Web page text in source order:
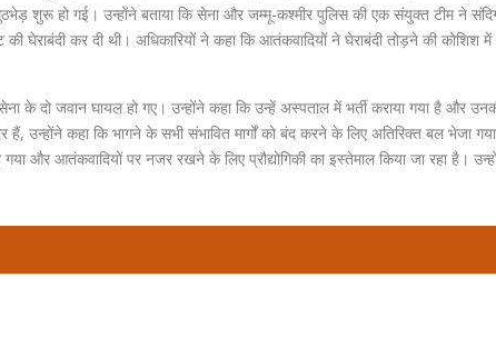
शुरू हो गई। उन्होंने बताया कि सेना और जम्मू-कश्मीर पुलिस की एक संयुक्त टीम ने
घेराबंदी कर दी थी। अधिकारियों ने कहा कि आतंकवादियों ने घेराबंदी तोड़ने की कोशिश
के दो जवान घायल हो गए। उन्होंने कहा कि उन्हें अस्पताल में भर्ती कराया गया है और
उन्होंने कहा कि भागने के सभी संभावित मार्गों को बंद करने के लिए अतिरिक्त बल भेजा
और आतंकवादियों पर नजर रखने के लिए प्रौद्योगिकी का इस्तेमाल किया जा रहा है।